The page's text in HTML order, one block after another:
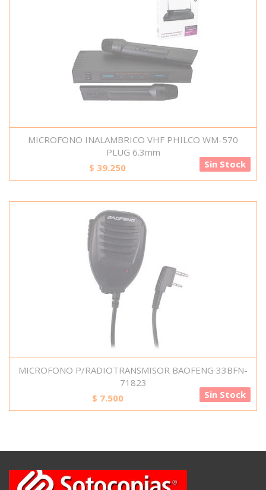
MICROFONO INALAMBRICO VHF PHILCO WM-570
PLUG 6.3mm
$ 39.250 Sin Stock
MICROFONO P/RADIOTRANSMISOR BAOFENG 33BFN-
71823
$ 7.500 Sin Stock